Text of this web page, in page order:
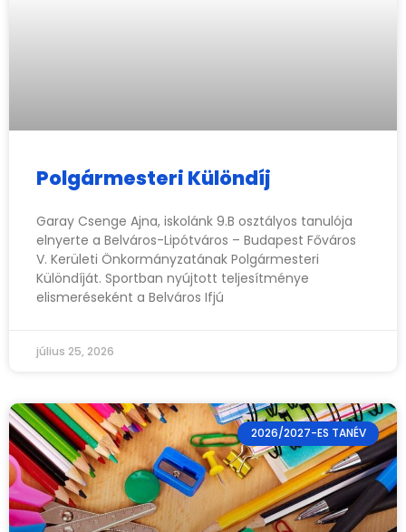
Polgármesteri Különdíj
Garay Csenge Ajna, iskolánk 9.B osztályos tanulója
elnyerte a Belváros-Lipótváros – Budapest Főváros
V. Kerületi Önkormányzatának Polgármesteri
Különdíját. Sportban nyújtott teljesítménye
elismeréseként a Belváros Ifjú
július 25, 2026
2026/2027-ES TANÉV